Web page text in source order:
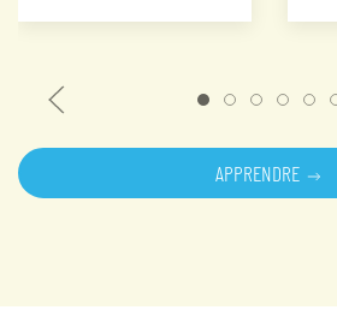
APPRENDRE